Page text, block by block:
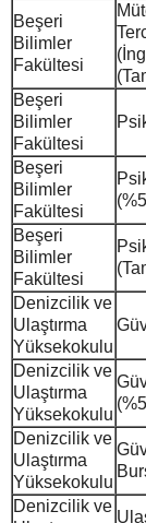
Beşeri
Bilimler
Fakültesi
Beşeri
Bilimler
Fakültesi
Beşeri
Bilimler
Fakültesi
Beşeri
Bilimler
Fakültesi
Denizcilik ve
Ulaştırma
Yüksekokulu
Denizcilik ve
Ulaştırma
Yüksekokulu
Denizcilik ve
Ulaştırma
Yüksekokulu
Denizcilik ve